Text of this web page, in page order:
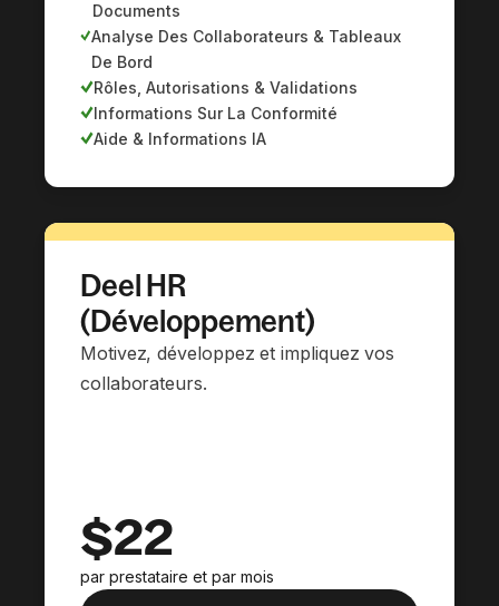
Documents
Analyse Des Collaborateurs & Tableaux
De Bord
Rôles, Autorisations & Validations
Informations Sur La Conformité
Aide & Informations IA
Deel HR
(Développement)
Motivez, développez et impliquez vos
collaborateurs.
$22
par prestataire et par mois